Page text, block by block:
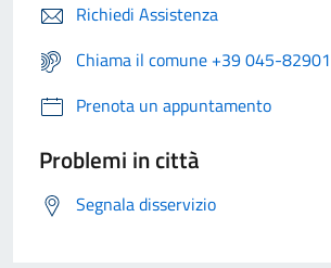
Richiedi Assistenza
Chiama il comune +39 045-
Prenota un appuntamento
Problemi in città
Segnala disservizio